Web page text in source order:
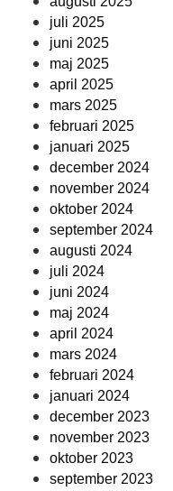
juli 2025
juni 2025
maj 2025
april 2025
mars 2025
februari 2025
januari 2025
december 2024
november 2024
oktober 2024
september 2024
augusti 2024
juli 2024
juni 2024
maj 2024
april 2024
mars 2024
februari 2024
januari 2024
december 2023
november 2023
oktober 2023
september 2023